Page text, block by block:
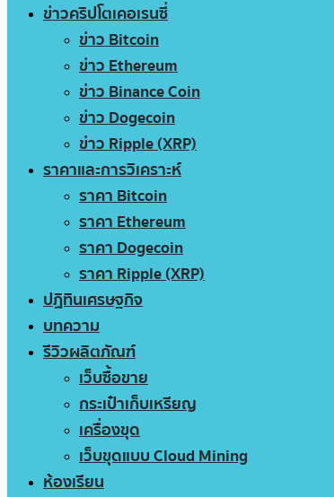
ข่าวคริปโตเคอเรนซี่
ข่าว Bitcoin
ข่าว Ethereum
ข่าว Binance Coin
ข่าว Dogecoin
ข่าว Ripple (XRP)
ราคาและการวิเคราะห์
ราคา Bitcoin
ราคา Ethereum
ราคา Dogecoin
ราคา Ripple (XRP)
ปฏิทินเศรษฐกิจ
บทความ
รีวิวผลิตภัณฑ์
เว็บซื้อขาย
กระเป๋าเก็บเหรียญ
เครื่องขุด
เว็บขุดแบบ Cloud Mining
ห้องเรียน